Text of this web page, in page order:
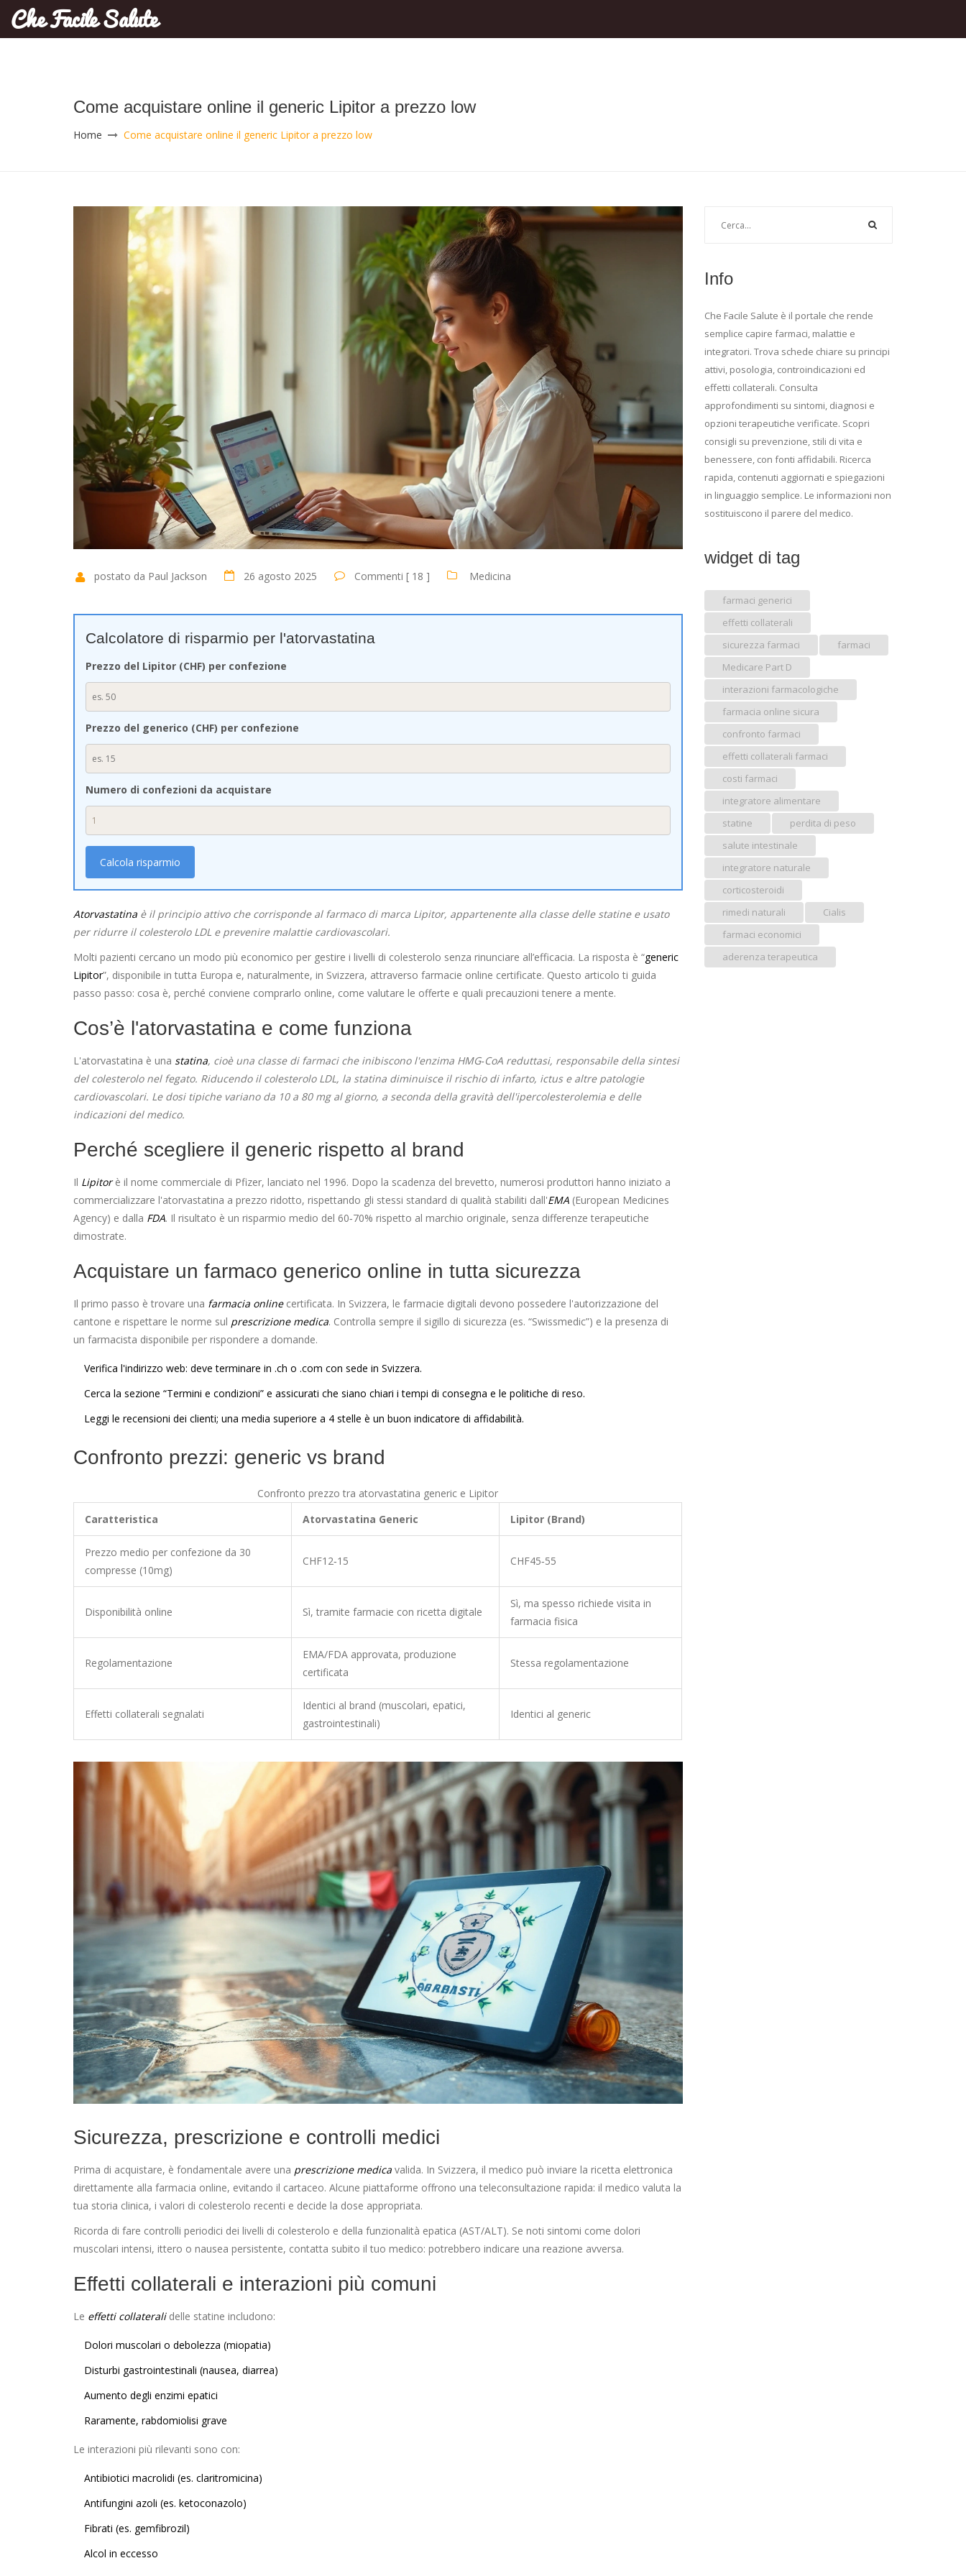
Che Facile Salute
Come acquistare online il generic Lipitor a prezzo low
Home Come acquistare online il generic Lipitor a prezzo low
postato da Paul Jackson 26 agosto 2025 Commenti [ 18 ] Medicina
Calcolatore di risparmio per l'atorvastatina
Prezzo del Lipitor (CHF) per confezione
Prezzo del generico (CHF) per confezione
Numero di confezioni da acquistare
Calcola risparmio
Atorvastatina è il principio attivo che corrisponde al farmaco di marca Lipitor, appartenente alla classe delle statinee usato
per ridurre il colesterolo LDL e prevenire malattie cardiovascolari.
Molti pazienti cercano un modo più economico per gestire i livelli di colesterolo senza rinunciare all’efficacia. La risposta è “generic
Lipitor”, disponibile in tutta Europa e, naturalmente, in Svizzera, attraverso farmacie online certificate. Questo articolo ti guida
passo passo: cosa è, perché conviene comprarlo online, come valutare le offerte e quali precauzioni tenere a mente.
Cos’è l'atorvastatina e come funziona
L'atorvastatina è una statina, cioè una classe di farmaci che inibiscono l'enzima HMG‑CoA reduttasi, responsabile della sintesi
del colesterolo nel fegato. Riducendo il colesterolo LDL, la statina diminuisce il rischio di infarto, ictus e altre patologie
cardiovascolari. Le dosi tipiche variano da 10 a 80 mg al giorno, a seconda della gravità dell'ipercolesterolemia e delle
indicazioni del medico.
Perché scegliere il generic rispetto al brand
Il Lipitorè il nome commerciale di Pfizer, lanciato nel 1996. Dopo la scadenza del brevetto, numerosi produttori hanno iniziato a
commercializzare l'atorvastatina a prezzo ridotto, rispettando gli stessi standard di qualità stabiliti dall'EMA (European Medicines
Agency) e dalla FDA. Il risultato è un risparmio medio del 60‑70% rispetto al marchio originale, senza differenze terapeutiche
dimostrate.
Acquistare un farmaco generico online in tutta sicurezza
Il primo passo è trovare una farmacia onlinecertificata. In Svizzera, le farmacie digitali devono possedere l'autorizzazione del
cantone e rispettare le norme sul prescrizione medica. Controlla sempre il sigillo di sicurezza (es. “Swissmedic”) e la presenza di
un farmacista disponibile per rispondere a domande.
Verifica l'indirizzo web: deve terminare in .ch o .com con sede in Svizzera.
Cerca la sezione “Termini e condizioni” e assicurati che siano chiari i tempi di consegna e le politiche di reso.
Leggi le recensioni dei clienti; una media superiore a 4 stelle è un buon indicatore di affidabilità.
Confronto prezzi: generic vs brand
Confronto prezzo tra atorvastatina generic e Lipitor
Caratteristica
Atorvastatina Generic Lipitor (Brand)
Prezzo medio per confezione da 30
compresse (10mg)
CHF12‑15 CHF45‑55
Disponibilità online Sì, tramite farmacie con ricetta digitale
Sì, ma spesso richiede visita in
farmacia fisica
Regolamentazione
EMA/FDA approvata, produzione
certificata
Stessa regolamentazione
Effetti collaterali segnalati
Identici al brand (muscolari, epatici,
gastrointestinali)
Identici al generic
Sicurezza, prescrizione e controlli medici
Prima di acquistare, è fondamentale avere una prescrizione medica valida. In Svizzera, il medico può inviare la ricetta elettronica
direttamente alla farmacia online, evitando il cartaceo. Alcune piattaforme offrono una teleconsultazione rapida: il medico valuta la
tua storia clinica, i valori di colesterolo recenti e decide la dose appropriata.
Ricorda di fare controlli periodici dei livelli di colesterolo e della funzionalità epatica (AST/ALT). Se noti sintomi come dolori
muscolari intensi, ittero o nausea persistente, contatta subito il tuo medico: potrebbero indicare una reazione avversa.
Effetti collaterali e interazioni più comuni
Le effetti collateralidelle statine includono:
Dolori muscolari o debolezza (miopatia)
Disturbi gastrointestinali (nausea, diarrea)
Aumento degli enzimi epatici
Raramente, rabdomiolisi grave
Le interazioni più rilevanti sono con:
Antibiotici macrolidi (es. claritromicina)
Antifungini azoli (es. ketoconazolo)
Fibrati (es. gemfibrozil)
Alcol in eccesso
Info
Che Facile Salute è il portale che rende
semplice capire farmaci, malattie e
integratori. Trova schede chiare su principi
attivi, posologia, controindicazioni ed
effetti collaterali. Consulta
approfondimenti su sintomi, diagnosi e
opzioni terapeutiche verificate. Scopri
consigli su prevenzione, stili di vita e
benessere, con fonti affidabili. Ricerca
rapida, contenuti aggiornati e spiegazioni
in linguaggio semplice. Le informazioni non
sostituiscono il parere del medico.
widget di tag
farmaci generici
effetti collaterali
sicurezza farmaci
farmaci
Medicare Part D
interazioni farmacologiche
farmacia online sicura
confronto farmaci
effetti collaterali farmaci
costi farmaci
integratore alimentare
statine
perdita di peso
salute intestinale
integratore naturale
corticosteroidi
rimedi naturali
Cialis
farmaci economici
aderenza terapeutica